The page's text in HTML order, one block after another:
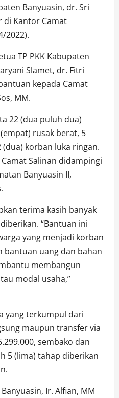
Banyuasin, dr. Sri
di Kantor Camat
2022).
TP PKK Kabupaten
Slamet, dr. Fitri
kepada Camat
MM.
22 (dua puluh dua)
rusak berat, 5
korban luka ringan.
Salinan didampingi
Banyuasin II,
terima kasih banyak
“Bantuan ini
yang menjadi korban
bantuan uang dan bahan
membangun
modal usaha,”
yang terkumpul dari
maupun transfer via
sembako dan
5 (lima) tahap diberikan
Ir. Alfian, MM